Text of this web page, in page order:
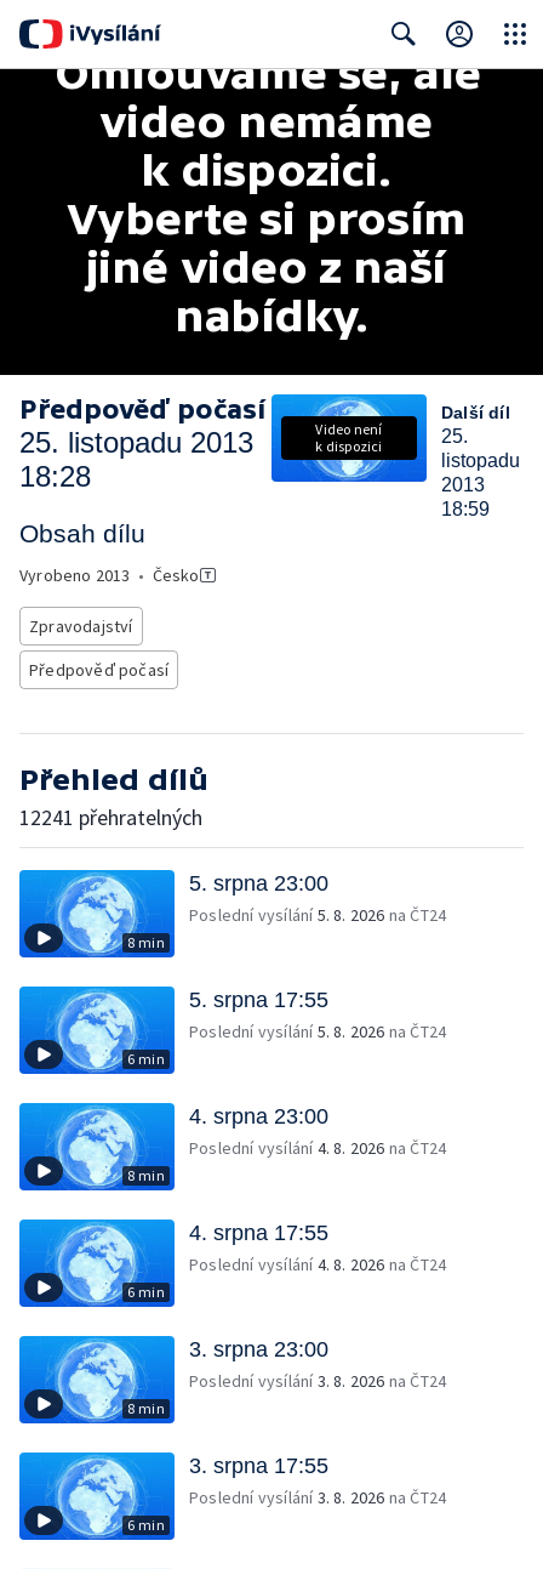
Search
Omlouváme se, ale
video nemáme
k dispozici.
Vyberte si prosím
jiné video z naší
nabídky.
Předpověď počasí
25. listopadu 2013
18:28
Obsah dílu
Vyrobeno 2013 • Česko
Zpravodajství
Předpověď počasí
Video není
k dispozici
Další díl
25.
listopadu
2013
18:59
Přehled dílů
12241 přehratelných
8 min
5. srpna 23:00
Poslední vysílání5. 8. 2026 na ČT24
6 min
5. srpna 17:55
Poslední vysílání5. 8. 2026 na ČT24
8 min
4. srpna 23:00
Poslední vysílání4. 8. 2026 na ČT24
6 min
4. srpna 17:55
Poslední vysílání4. 8. 2026 na ČT24
8 min
3. srpna 23:00
Poslední vysílání3. 8. 2026 na ČT24
6 min
3. srpna 17:55
Poslední vysílání3. 8. 2026 na ČT24